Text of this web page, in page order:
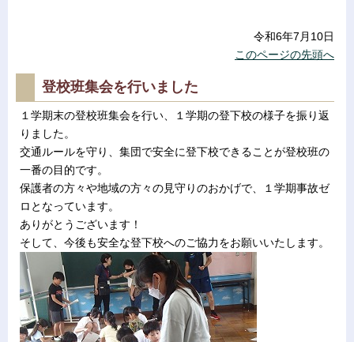
令和6年7月10日
このページの先頭へ
登校班集会を行いました
１学期末の登校班集会を行い、１学期の登下校の様子を振り返
りました。
交通ルールを守り、集団で安全に登下校できることが登校班の
一番の目的です。
保護者の方々や地域の方々の見守りのおかげで、１学期事故ゼ
ロとなっています。
ありがとうございます！
そして、今後も安全な登下校へのご協力をお願いいたします。